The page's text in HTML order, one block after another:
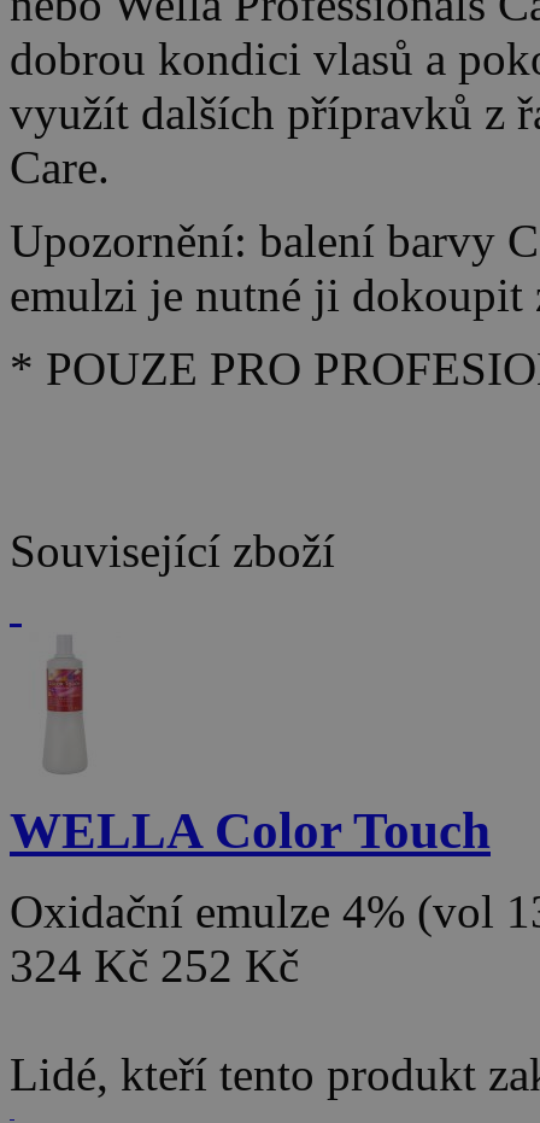
dobrou kondici vlasů a
využít dalších přípravků z
Care.
Upozornění: balení barvy
emulzi je nutné ji dokoupit
* POUZE PRO
Související zboží
WELLA Color Touch
Oxidační emulze 4% (vol
324 Kč 252 Kč
Lidé, kteří tento produkt